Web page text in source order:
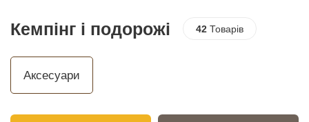
Кемпінг і подорожі 42Товарів
Аксесуари